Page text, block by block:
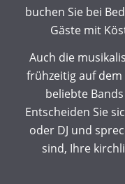
buchen Sie bei
Gäste mit
Auch die
frühzeitig auf dem
beliebte
Entscheiden Sie
oder DJ und
sind, Ihre